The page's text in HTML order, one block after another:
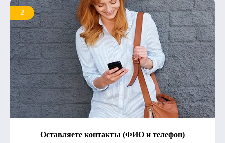
2
Оставляете контакты (ФИО и телефон)